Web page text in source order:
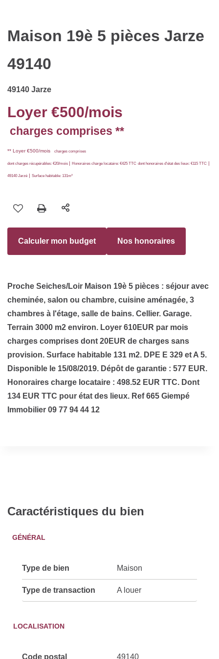
Maison 19è 5 pièces Jarze
49140
49140 Jarze
Loyer €500/mois
charges comprises **
** Loyer €500/mois charges comprises
dont charges récupérables: €20/mois | Honoraires charge locataire: €425 TTC dont honoraires d'état des lieux: €115 TTC |
49140 Jarzé | Surface habitable: 131m²
Calculer mon budget Nos honoraires
Proche Seiches/Loir Maison 19è 5 pièces : séjour avec
cheminée, salon ou chambre, cuisine aménagée, 3
chambres à l'étage, salle de bains. Cellier. Garage.
Terrain 3000 m2 environ. Loyer 610EUR par mois
charges comprises dont 20EUR de charges sans
provision. Surface habitable 131 m2. DPE E 329 et A 5.
Disponible le 15/08/2019. Dépôt de garantie : 577 EUR.
Honoraires charge locataire : 498.52 EUR TTC. Dont
134 EUR TTC pour état des lieux. Ref 665 Giempé
Immobilier 09 77 94 44 12
Caractéristiques du bien
GÉNÉRAL
Type de bien Maison
Type de transaction A louer
LOCALISATION
Code postal 49140